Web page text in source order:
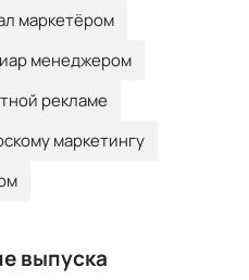
маркетёром
менеджером
рекламе
маркетингу
выпуска